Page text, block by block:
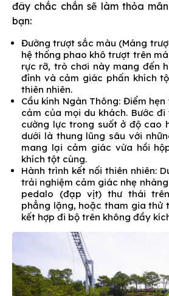
đây chắc chắn sẽ làm thỏa
bạn:
Đường trượt sắc màu (Máng
hệ thống phao khô trượt trên
rực rỡ, trò chơi này mang đến
đỉnh và cảm giác phấn khích
thiên nhiên.
Cầu kính Ngàn Thông: Điểm
cảm của mọi du khách. Bước
cường lực trong suốt ở độ cao
dưới là thung lũng sâu với
mang lại cảm giác vừa hồi
khích tột cùng.
Hành trình kết nối thiên nhiên:
trải nghiệm cảm giác nhẹ
pedalo (đạp vịt) thư thái
phẳng lặng, hoặc tham gia thử
kết hợp đi bộ trên không đầy